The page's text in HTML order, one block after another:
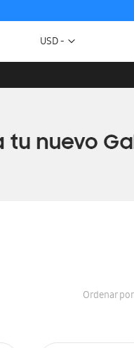
Moneda
USD -
Ordenar por